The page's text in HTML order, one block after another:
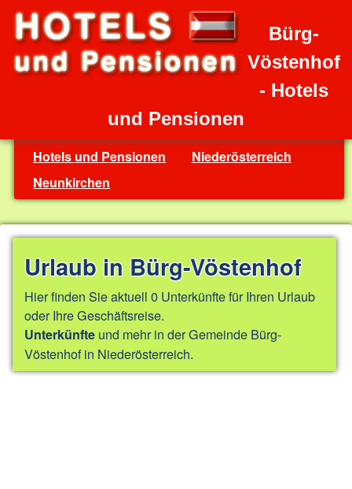
Bürg-
Vöstenhof
- Hotels
und Pensionen
Hotels und Pensionen
Niederösterreich
Neunkirchen
Urlaub in Bürg-Vöstenhof
Hier finden Sie aktuell 0 Unterkünfte für Ihren Urlaub
oder Ihre Geschäftsreise.
Unterkünfte und mehr in der Gemeinde Bürg-
Vöstenhof in Niederösterreich.